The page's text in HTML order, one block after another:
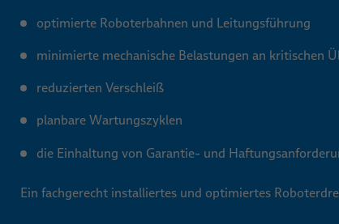
optimierte Roboterbahnen und Leitungsführung
minimierte mechanische Belastungen an kritischen
reduzierten Verschleiß
planbare Wartungszyklen
die Einhaltung von Garantie- und
Ein fachgerecht installiertes und optimiertes